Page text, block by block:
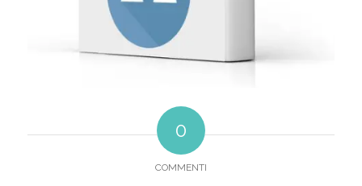
0
COMMENTI